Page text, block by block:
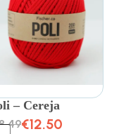
– Cereja
€12.50